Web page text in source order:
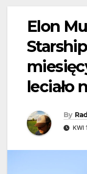
Elon
leciało
By
KWI